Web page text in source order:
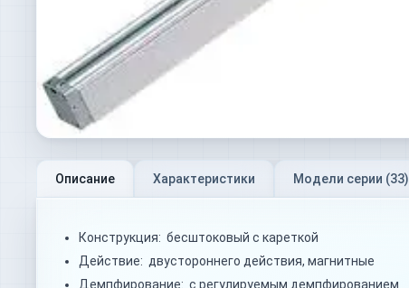
Описание Характеристики Модели серии (33)
Конструкция: бесштоковый с кареткой
Действие: двустороннего действия, магнитные
Демпфирование: с регулируемым демпфированием